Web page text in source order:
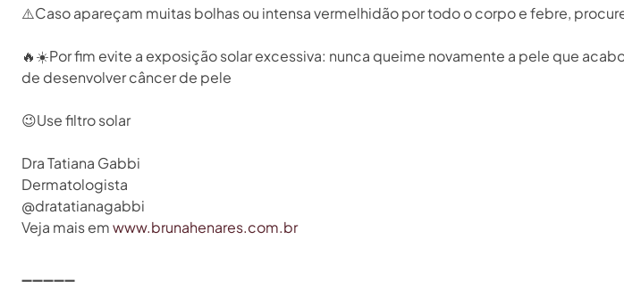
⚠️Caso apareçam muitas bolhas ou intensa vermelhidão por todo o corpo e febre,
🔥☀️Por fim evite a exposição solar excessiva: nunca queime novamente a pele que
de desenvolver câncer de pele⁣
😉Use filtro solar⁣
Dra Tatiana Gabbi⁣
Dermatologista ⁣
@dratatianagabbi⁣
Veja mais emwww.brunahenares.com.br
➖➖➖➖➖